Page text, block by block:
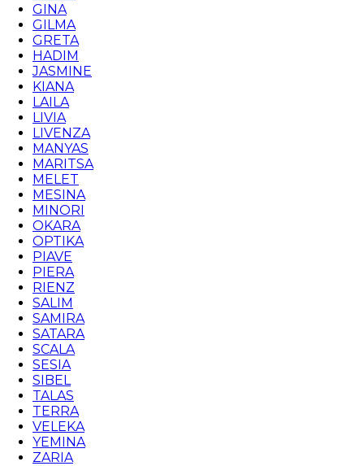
GINA
GILMA
GRETA
HADIM
JASMINE
KIANA
LAILA
LIVIA
LIVENZA
MANYAS
MARITSA
MELET
MESINA
MINORI
OKARA
OPTIKA
PIAVE
PIERA
RIENZ
SALIM
SAMIRA
SATARA
SCALA
SESIA
SIBEL
TALAS
TERRA
VELEKA
YEMINA
ZARIA